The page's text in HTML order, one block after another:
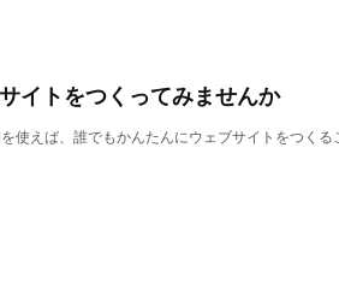
イトをつくってみませんか
使えば、誰でもかんたんにウェブサイトをつくる